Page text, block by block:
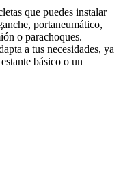
que puedes instalar
portaneumático,
o parachoques.
a tus necesidades, ya
básico o un